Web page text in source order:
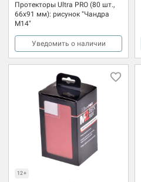
Протекторы Ultra PRO (80 шт.,
66x91 мм): рисунок "Чандра
М14"
Уведомить о наличии
12+